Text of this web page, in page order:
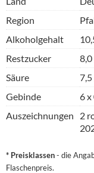
Region
Alkoholgehalt
Restzucker
Säure
Gebinde
6 x
Auszeichnungen
2
* Preisklassen- die
Flaschenpreis.